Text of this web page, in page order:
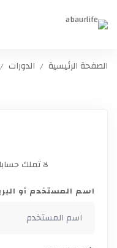
الصفحة الرئيسية الدورات
لا تملك
اسم المستخدم أو